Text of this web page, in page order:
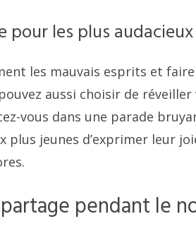
pour les plus audacieux
les mauvais esprits et
aussi choisir de
vous dans une parade
plus jeunes d’exprimer leur
pendant le